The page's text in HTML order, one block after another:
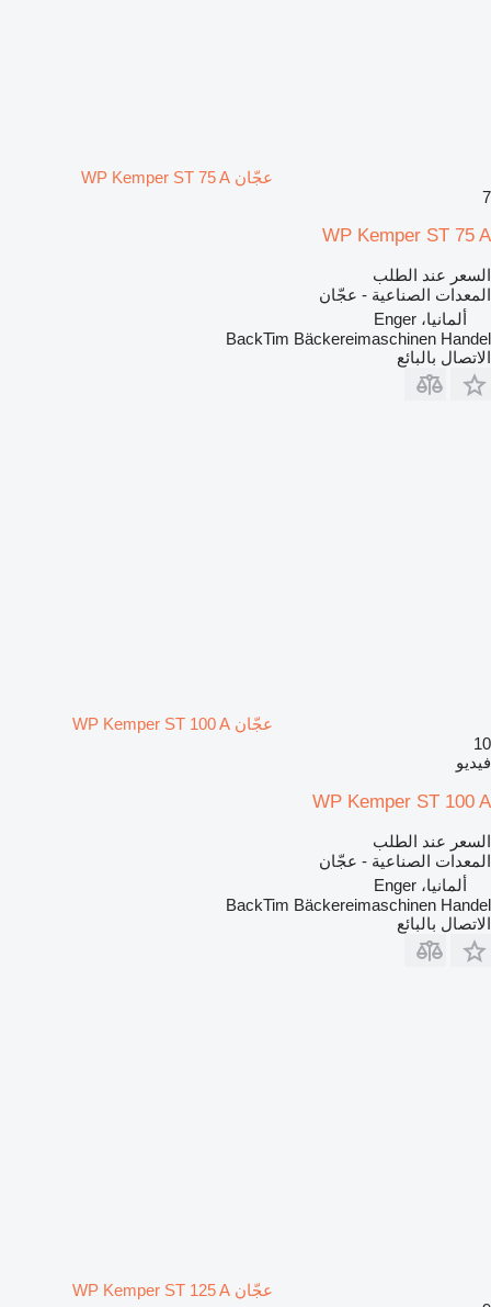
عجّان WP Kemper ST 75 A
7
WP Kemper ST 75 A
السعر عند الطلب
المعدات الصناعية - عجّان
ألمانيا، Enger
BackTim Bäckereimaschinen Handel
الاتصال بالبائع
عجّان WP Kemper ST 100 A
10
فيديو
WP Kemper ST 100 A
السعر عند الطلب
المعدات الصناعية - عجّان
ألمانيا، Enger
BackTim Bäckereimaschinen Handel
الاتصال بالبائع
عجّان WP Kemper ST 125 A